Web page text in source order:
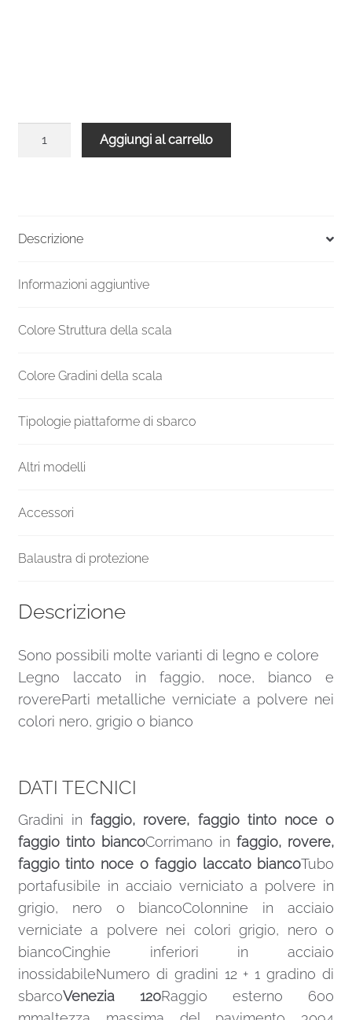
quantità
Aggiungi al carrello
Descrizione
Informazioni aggiuntive
Colore Struttura della scala
Colore Gradini della scala
Tipologie piattaforme di sbarco
Altri modelli
Accessori
Balaustra di protezione
Descrizione
Sono possibili molte varianti di legno e colore
Legno laccato in faggio, noce, bianco e
rovereParti metalliche verniciate a polvere nei
colori nero, grigio o bianco
DATI TECNICI
Gradini infaggio, rovere, faggio tinto noce o
faggio tinto biancoCorrimano infaggio, rovere,
faggio tinto noce o faggio laccato biancoTubo
portafusibile in acciaio verniciato a polvere in
grigio, nero o biancoColonnine in acciaio
verniciate a polvere nei colori grigio, nero o
biancoCinghie inferiori in acciaio
inossidabileNumero di gradini 12 + 1 gradino di
sbarcoVenezia 120Raggio esterno 600